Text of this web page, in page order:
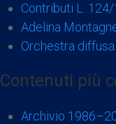
Contributi L.
Adelina
Orchestra diffusa
Contenuti più
Archivio